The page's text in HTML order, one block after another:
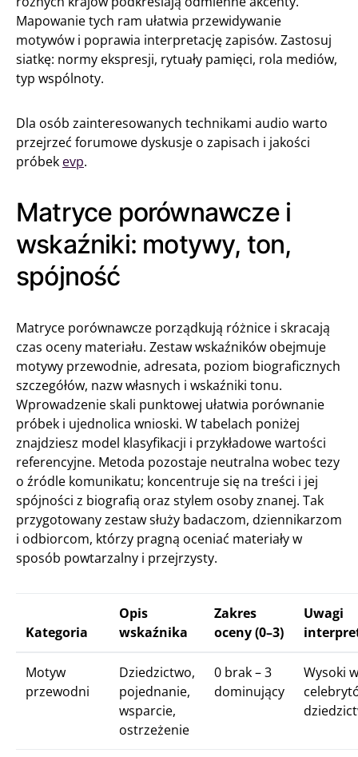
Mapowanie tych ram ułatwia przewidywanie
motywów i poprawia interpretację zapisów. Zastosuj
siatkę: normy ekspresji, rytuały pamięci, rola mediów,
typ wspólnoty.
Dla osób zainteresowanych technikami audio warto
przejrzeć forumowe dyskusje o zapisach i jakości
próbek evp.
Matryce porównawcze i
wskaźniki: motywy, ton,
spójność
Matryce porównawcze porządkują różnice i skracają
czas oceny materiału. Zestaw wskaźników obejmuje
motywy przewodnie, adresata, poziom biograficznych
szczegółów, nazw własnych i wskaźniki tonu.
Wprowadzenie skali punktowej ułatwia porównanie
próbek i ujednolica wnioski. W tabelach poniżej
znajdziesz model klasyfikacji i przykładowe wartości
referencyjne. Metoda pozostaje neutralna wobec tezy
o źródle komunikatu; koncentruje się na treści i jej
spójności z biografią oraz stylem osoby znanej. Tak
przygotowany zestaw służy badaczom, dziennikarzom
i odbiorcom, którzy pragną oceniać materiały w
sposób powtarzalny i przejrzysty.
Kategoria
Opis
wskaźnika
Zakres
oceny (0–3)
Uwagi
Motyw
przewodni
Dziedzictwo,
pojednanie,
wsparcie,
ostrzeżenie
0 brak – 3
dominujący
Wysoki